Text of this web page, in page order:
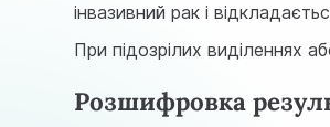
інвазивний рак і
При підозрілих виділеннях
Розшифровка